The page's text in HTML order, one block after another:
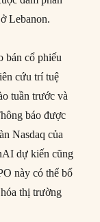
Lebanon.
bán cổ phiếu
cứu trí tuệ
tuần trước và
báo được
Nasdaq của
dự kiến cũng
này có thể bổ
thị trường